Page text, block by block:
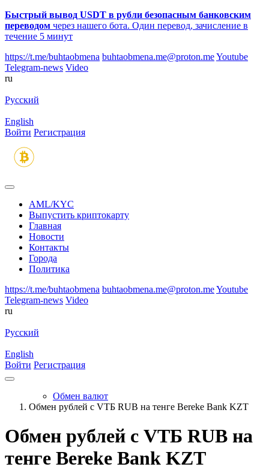
Быстрый вывод USDT в рубли безопасным банковским
переводом через нашего бота. Один перевод, зачисление в
течение 5 минут
https://t.me/buhtaobmena buhtaobmena.me@proton.meYoutube
Telegram-news Video
ru
Русский
English
Войти Регистрация
AML/KYC
Выпустить криптокарту
Главная
Новости
Контакты
Города
Политика
https://t.me/buhtaobmena buhtaobmena.me@proton.meYoutube
Telegram-news Video
ru
Русский
English
Войти Регистрация
Обмен валют
Обмен рублей с VТБ RUB на тенге Bereke Bank KZT
Обмен рублей с VТБ RUB на
тенге Bereke Bank KZT